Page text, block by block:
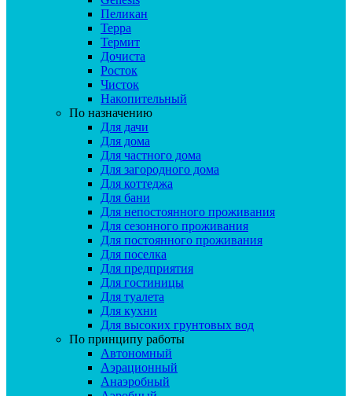
Пеликан
Терра
Термит
Дочиста
Росток
Чисток
Накопительный
По назначению
Для дачи
Для дома
Для частного дома
Для загородного дома
Для коттеджа
Для бани
Для непостоянного проживания
Для сезонного проживания
Для постоянного проживания
Для поселка
Для предприятия
Для гостиницы
Для туалета
Для кухни
Для высоких грунтовых вод
По принципу работы
Автономный
Аэрационный
Анаэробный